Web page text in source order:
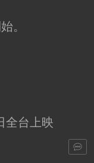
。
全台上映